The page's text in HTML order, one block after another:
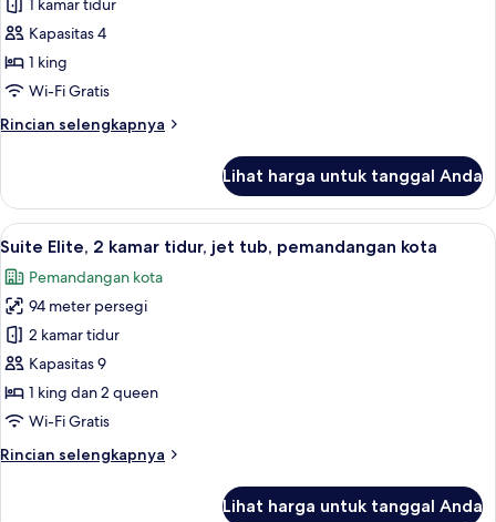
&
microwave,
kota
Grand,
1
Tempat
Tidur
jet
kota
1 kamar tidur
Kapasitas 4
1 king
Wi-Fi Gratis
Rincian selengkapnya
Rincian
Kamar
Grand,
1
Tidur
King,
jet
tub,
pemandangan
kota
Lihat harga untuk tanggal Anda
Lihat
semua
foto
untuk
Suite
Elite,
2
kamar
jet
Seprai antialergi, selimut bulu
6
Suite Elite, 2 kamar tidur, jet tub, pemandangan kota
Pemandangan kota
94 meter persegi
2 kamar tidur
Kapasitas 9
1 king dan 2 queen
Wi-Fi Gratis
Rincian selengkapnya
Rincian
Lihat harga untuk tanggal Anda